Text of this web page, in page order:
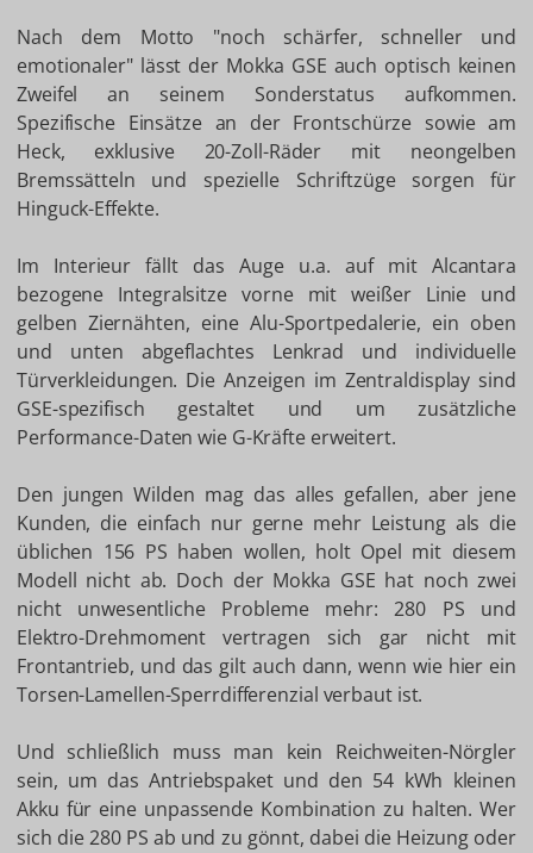
Nach dem Motto "noch schärfer, schneller und
emotionaler" lässt der Mokka GSE auch optisch keinen
Zweifel an seinem Sonderstatus aufkommen.
Spezifische Einsätze an der Frontschürze sowie am
Heck, exklusive 20-Zoll-Räder mit neongelben
Bremssätteln und spezielle Schriftzüge sorgen für
Hinguck-Effekte.
Im Interieur fällt das Auge u.a. auf mit Alcantara
bezogene Integralsitze vorne mit weißer Linie und
gelben Ziernähten, eine Alu-Sportpedalerie, ein oben
und unten abgeflachtes Lenkrad und individuelle
Türverkleidungen. Die Anzeigen im Zentraldisplay sind
GSE-spezifisch gestaltet und um zusätzliche
Performance-Daten wie G-Kräfte erweitert.
Den jungen Wilden mag das alles gefallen, aber jene
Kunden, die einfach nur gerne mehr Leistung als die
üblichen 156 PS haben wollen, holt Opel mit diesem
Modell nicht ab. Doch der Mokka GSE hat noch zwei
nicht unwesentliche Probleme mehr: 280 PS und
Elektro-Drehmoment vertragen sich gar nicht mit
Frontantrieb, und das gilt auch dann, wenn wie hier ein
Torsen-Lamellen-Sperrdifferenzial verbaut ist.
Und schließlich muss man kein Reichweiten-Nörgler
sein, um das Antriebspaket und den 54 kWh kleinen
Akku für eine unpassende Kombination zu halten. Wer
sich die 280 PS ab und zu gönnt, dabei die Heizung oder